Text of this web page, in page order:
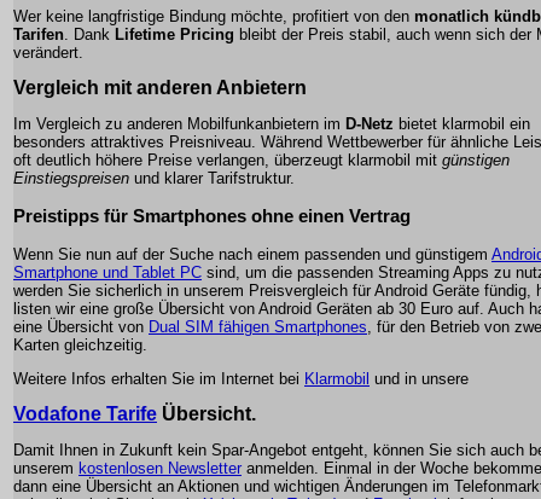
Wer keine langfristige Bindung möchte, profitiert von den monatlich
Tarifen. Dank Lifetime Pricing bleibt der Preis stabil, auch wenn sich der
verändert.
Vergleich mit anderen Anbietern
Im Vergleich zu anderen Mobilfunkanbietern im D-Netz bietet klarmobil ein
besonders attraktives Preisniveau. Während Wettbewerber für ähnliche
oft deutlich höhere Preise verlangen, überzeugt klarmobil mit günstigen
Einstiegspreisen und klarer Tarifstruktur.
Preistipps für Smartphones ohne einen Vertrag
Wenn Sie nun auf der Suche nach einem passenden und günstigem
Smartphone und Tablet PC sind, um die passenden Streaming Apps zu
werden Sie sicherlich in unserem Preisvergleich für Android Geräte fündig,
listen wir eine große Übersicht von Android Geräten ab 30 Euro auf. Auch
eine Übersicht von Dual SIM fähigen Smartphones , für den Betrieb von
Karten gleichzeitig.
Weitere Infos erhalten Sie im Internet bei Klarmobil und in unsere
Vodafone Tarife Übersicht.
Damit Ihnen in Zukunft kein Spar-Angebot entgeht, können Sie sich auch
unserem kostenlosen Newsletter anmelden. Einmal in der Woche
dann eine Übersicht an Aktionen und wichtigen Änderungen im